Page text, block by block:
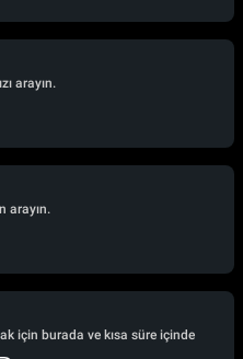
arayın.
arayın.
için burada ve kısa süre içinde